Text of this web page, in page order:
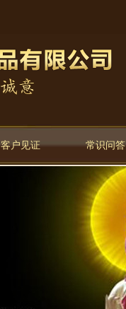
客户见证 常识问答